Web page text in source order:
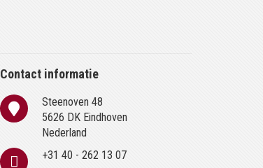
Contact informatie
Steenoven 48
5626 DK Eindhoven
Nederland
+31 40 - 262 13 07